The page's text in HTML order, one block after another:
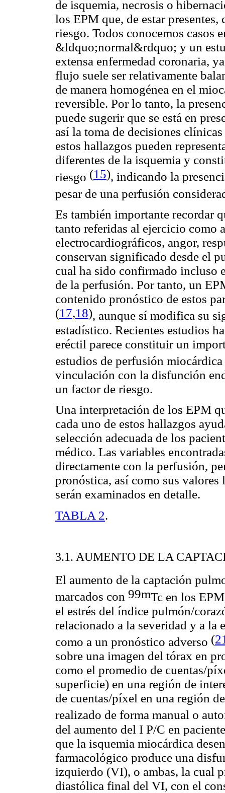
de isquemia, necrosis o
los EPM que, de estar
riesgo. Todos conocemos casos
&ldquo;normal&rdquo; y un
extensa enfermedad coronaria,
flujo suele ser relativamente
de manera homogénea en el
reversible. Por lo tanto, la
puede sugerir que se está en
así la toma de decisiones
estos hallazgos pueden
diferentes de la isquemia y
riesgo (15), indicando la
pesar de una perfusión
Es también importante recordar
tanto referidas al ejercicio como
electrocardiográficos, angor,
conservan significado desde el
cual ha sido confirmado incluso
de la perfusión. Por tanto, un
contenido pronóstico de estos
(17,18), aunque sí modifica su
estadístico. Recientes estudios
eréctil parece constituir un
estudios de perfusión miocárdica
vinculación con la disfunción
un factor de riesgo.
Una interpretación de los EPM
cada uno de estos hallazgos
selección adecuada de los
médico. Las variables
directamente con la perfusión,
pronóstica, así como sus
serán examinados en detalle.
TABLA 2.
3.1. AUMENTO DE LA
El aumento de la captación
marcados con 99mTc en los
el estrés del índice pulmón/
relacionado a la severidad y a la
como a un pronóstico adverso (
sobre una imagen del tórax en
como el promedio de cuentas/
superficie) en una región de
de cuentas/píxel en una región
realizado de forma manual o
del aumento del I P/C en
que la isquemia miocárdica
farmacológico produce una
izquierdo (VI), o ambas, la cual
diastólica final del VI, con el